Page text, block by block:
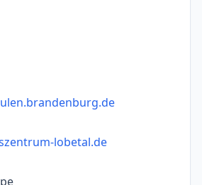
lobetal.de